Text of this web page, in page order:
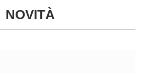
NOVITÀ